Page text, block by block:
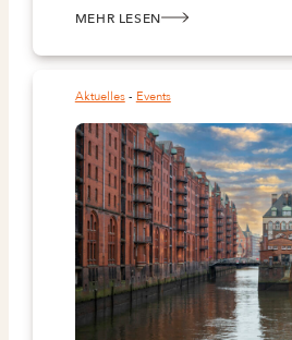
MEHR LESEN
:
DIE
ANLAGESTRATEGIE
FÜR
RUHESTAND
Aktuelles - Events